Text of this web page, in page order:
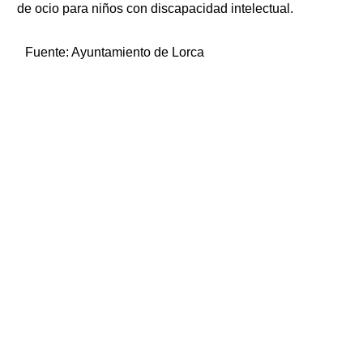
de ocio para niños con discapacidad intelectual.
Fuente: Ayuntamiento de Lorca